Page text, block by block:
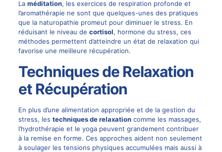
La méditation, les exercices de respiration profonde et
l’aromathérapie ne sont que quelques-unes des pratiques
que la naturopathie promeut pour diminuer le stress. En
réduisant le niveau de cortisol, hormone du stress, ces
méthodes permettent d’atteindre un état de relaxation qui
favorise une meilleure récupération.
Techniques de Relaxation
et Récupération
En plus d’une alimentation appropriée et de la gestion du
stress, les techniques de relaxationcomme les massages,
l’hydrothérapie et le yoga peuvent grandement contribuer
à la remise en forme. Ces approches aident non seulement
à soulager les tensions physiques accumulées mais aussi à